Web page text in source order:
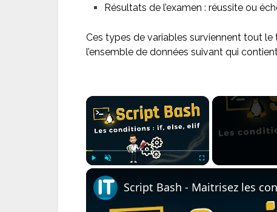
Résultats de l’examen : réussite ou
Ces types de variables surviennent tout
l’ensemble de données suivant qui
×
Script Bash - Maitrisez les